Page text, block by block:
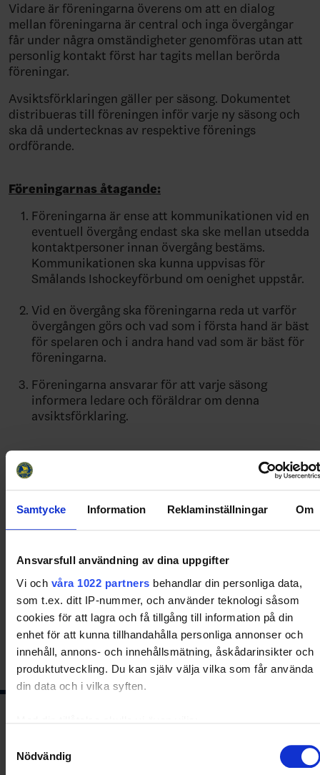
Samtycke Information Reklaminställningar Om
Ansvarsfull användning av dina uppgifter
Vi och våra 1022 partners behandlar din personliga data,
som t.ex. ditt IP-nummer, och använder teknologi såsom
cookies för att lagra och få tillgång till information på din
enhet för att kunna tillhandahålla personliga annonser och
innehåll, annons- och innehållsmätning, åskådarinsikter och
produktutveckling. Du kan själv välja vilka som får använda
din data och i vilka syften.
kan ha en noggrannhet på upp till flera meter
Nödvändig
Vidare är föreningarna överens om att en dialog
mellan föreningarna är central och inga övergångar
får under några omständigheter genomföras utan att
personlig kontakt först har tagits mellan berörda
föreningar.
Avsiktsförklaringen gäller per säsong. Dokumentet
distribueras till föreningen inför varje ny säsong och
ska då undertecknas av respektive förenings
ordförande.
Föreningarnas åtagande:
Föreningarna är ense att kommunikationen vid en
eventuell övergång endast ska ske mellan utsedda
kontaktpersoner innan övergång bestäms.
Kommunikationen ska kunna uppvisas för
Smålands Ishockeyförbund om oenighet uppstår.
Vid en övergång ska föreningarna reda ut varför
övergången görs och vad som i första hand är bäst
för spelaren och i andra hand vad som är bäst för
föreningarna.
Föreningarna ansvarar för att varje säsong
informera ledare och föräldrar om denna
avsiktsförklaring.
Smålands Ishockeyförbunds åtagande:
Publicera avsiktsförklaringen på Smålands
Ishockeyförbunds hemsida.
Följa upp att avsiktsförklaringen efterlevs vid
Anordna ett årligt möte där denna
avsiktsförklaring diskuteras och utvärderas.
Share TwitterEmail Print